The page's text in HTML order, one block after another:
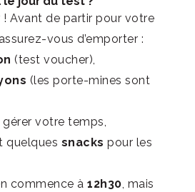
! Avant de partir pour votre
vous d’emporter :
(test voucher),
(les porte-mines sont
votre temps,
quelques snacks pour les
commence à 12h30 , mais